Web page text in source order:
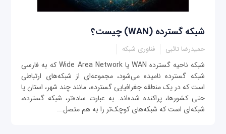
شبکه گسترده (WAN) چیست؟
حمیدرضا تائبی فناوری شبکه
شبکه ناحیه گسترده WAN یا Wide Area Network که به فارسی
شبکه گسترده نامیده می‌شود، مجموعه‌ای از شبکه‌های ارتباطی
است که در یک منطقه جغرافیایی گسترده، مانند چند شهر، استان یا
حتی کشورها، پراکنده شده‌اند. به عبارت ساده‌تر، شبکه گسترده،
شبکه‌ای است که شبکه‌های کوچک‌تر را به هم متصل...